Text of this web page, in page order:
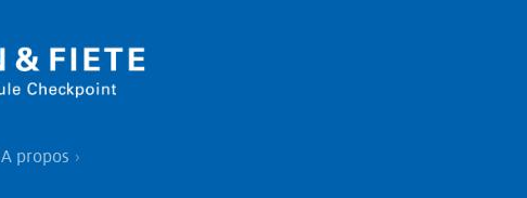
A propos